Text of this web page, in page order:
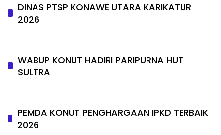
DINAS PTSP KONAWE UTARA KARIKATUR
2026
WABUP KONUT HADIRI PARIPURNA HUT
SULTRA
PEMDA KONUT PENGHARGAAN IPKD TERBAIK
2026